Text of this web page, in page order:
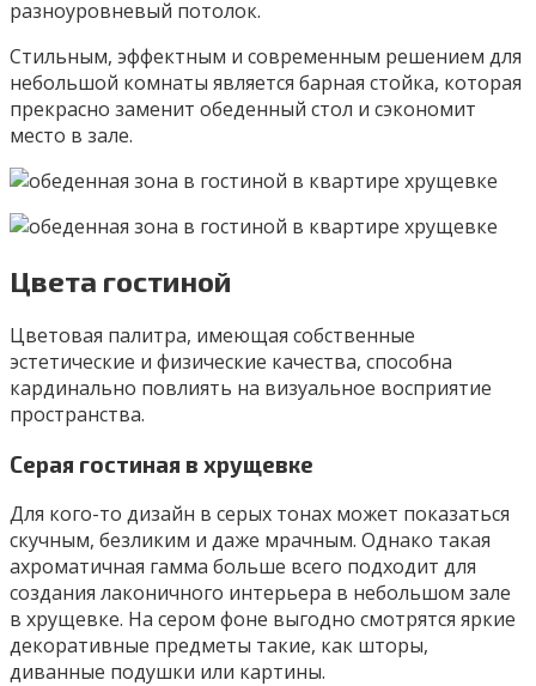
разноуровневый потолок.
Стильным, эффектным и современным решением для
небольшой комнаты является барная стойка, которая
прекрасно заменит обеденный стол и сэкономит
место в зале.
Цвета гостиной
Цветовая палитра, имеющая собственные
эстетические и физические качества, способна
кардинально повлиять на визуальное восприятие
пространства.
Серая гостиная в хрущевке
Для кого-то дизайн в серых тонах может показаться
скучным, безликим и даже мрачным. Однако такая
ахроматичная гамма больше всего подходит для
создания лаконичного интерьера в небольшом зале
в хрущевке. На сером фоне выгодно смотрятся яркие
декоративные предметы такие, как шторы,
диванные подушки или картины.